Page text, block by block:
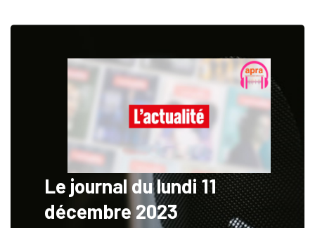
Le journal du lundi 11
décembre 2023